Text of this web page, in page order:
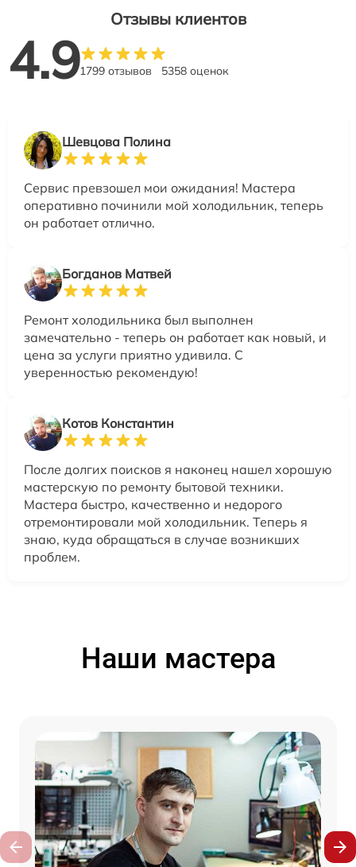
Отзывы клиентов
4.91799 отзывов 5358 оценок
Шевцова Полина
Сервис превзошел мои ожидания! Мастера
оперативно починили мой холодильник, теперь
он работает отлично.
Богданов Матвей
Ремонт холодильника был выполнен
замечательно - теперь он работает как новый, и
цена за услуги приятно удивила. С
уверенностью рекомендую!
Котов Константин
После долгих поисков я наконец нашел хорошую
мастерскую по ремонту бытовой техники.
Мастера быстро, качественно и недорого
отремонтировали мой холодильник. Теперь я
знаю, куда обращаться в случае возникших
проблем.
Наши мастера